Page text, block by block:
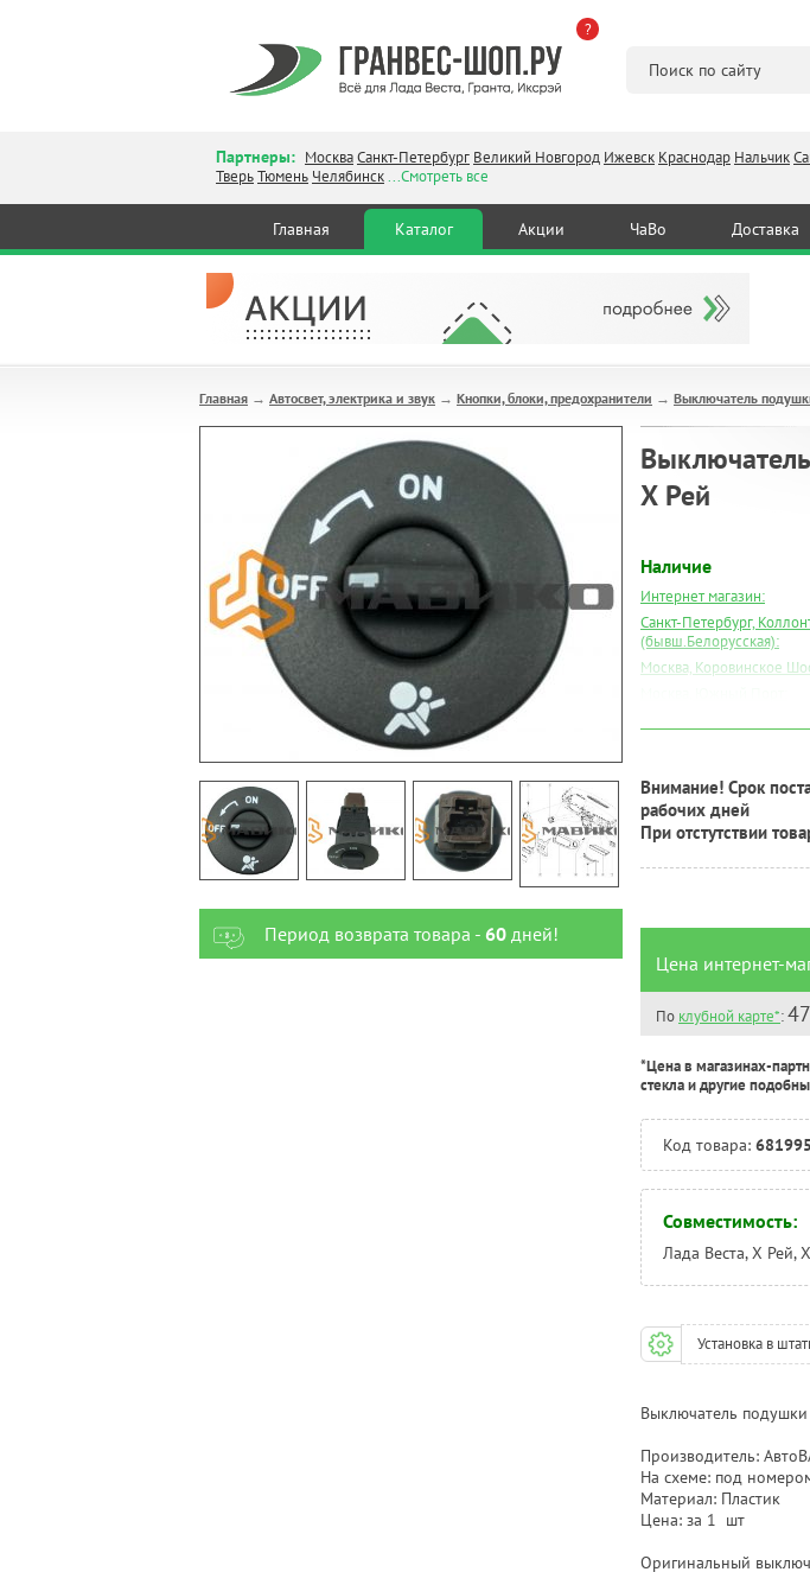
?
Партнеры: МоскваСанкт-Петербург Великий Новгород Ижевск Краснодар Нальчик
ТверьТюмень Челябинск...Смотреть все
Главная Каталог Акции ЧаВо Доставка
Главная → Автосвет, электрика и звук → Кнопки, блоки, предохранители → Выключатель
Период возврата товара - 60дней!
Х Рей
Наличие
Интернет магазин:
Санкт-Петербург,
(бывш.Белорусская):
Москва, Коровинское
Самара:
Тверь:
Внимание! Срок
рабочих дней
При отстутствии
Цена интернет-
По клубной карте*:
*Цена в магазинах-
стекла и другие
Код товара:
Совместимость:
Лада Веста, Х Рей,
Установка в
Выключатель подушки
Производитель:
На схеме: под
Материал: Пластик
Цена: за 1 шт
Оригинальный